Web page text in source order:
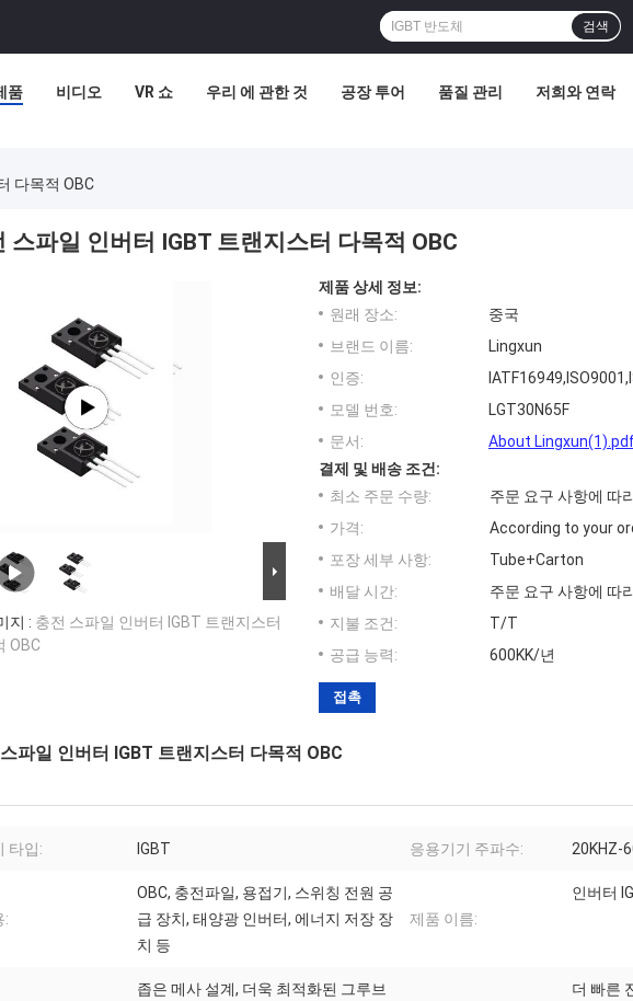
검색
품 비디오 VR 쇼 우리 에 관한 것 공장 투어 품질 관리 저희와 연락
다목적 OBC
스파일 인버터 IGBT 트랜지스터 다목적 OBC
지 : 충전 스파일 인버터 IGBT 트랜지스터
OBC
제품 상세 정보:
원래 장소:
중국
브랜드 이름:
Lingxun
인증:
모델 번호:
LGT30N65F
문서:
About
결제 및 배송 조건:
최소 주문 수량:
주문 요구 사항에 따
가격:
According to your
포장 세부 사항:
Tube+Carton
배달 시간:
주문 요구 사항에 따
지불 조건:
T/T
공급 능력:
600KK/년
접촉
파일 인버터 IGBT 트랜지스터 다목적 OBC
타입: IGBT 응용기기 주파수: 20KHZ-
:
OBC, 충전파일, 용접기, 스위칭 전원 공
급 장치, 태양광 인버터, 에너지 저장 장
치 등
제품 이름:
인버터
좁은 메사 설계, 더욱 최적화된 그루브
더 빠른